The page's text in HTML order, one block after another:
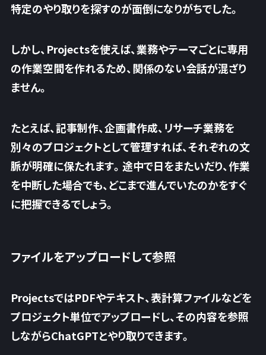
特定のやり取りを探すのが面倒になりがちでした。
しかし、Projectsを使えば、業務やテーマごとに専用
の作業空間を作れるため、関係のない会話が混ざり
ません。
たとえば、記事制作、企画書作成、リサーチ業務を
別々のプロジェクトとして管理すれば、それぞれの文
脈が明確に保たれます。途中で日をまたいだり、作業
を中断した場合でも、どこまで進んでいたのかをすぐ
に把握できるでしょう。
ファイルをアップロードして参照
ProjectsではPDFやテキスト、表計算ファイルなどを
プロジェクト単位でアップロードし、その内容を参照
しながらChatGPTとやり取りできます。